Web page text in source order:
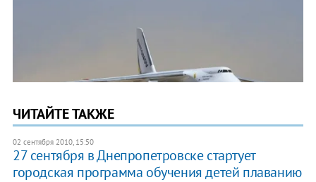
ЧИТАЙТЕ ТАКЖЕ
02 сентября 2010, 15:50
27 сентября в Днепропетровске стартует
городская программа обучения детей плаванию